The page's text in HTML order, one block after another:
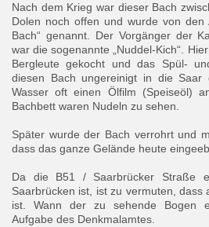
Nach dem Krieg war dieser Bach
Dolen noch offen und wurde von den
Bach“ genannt. Der Vorgänger der
war die sogenannte „Nuddel-Kich“.
Bergleute gekocht und das Spül-
diesen Bach ungereinigt in die Saar
Wasser oft einen Ölfilm (Speiseöl)
Bachbett waren Nudeln zu sehen.
Später wurde der Bach verrohrt und
dass das ganze Gelände heute
Da die B51 / Saarbrücker Straße
Saarbrücken ist, ist zu vermuten, dass
ist. Wann der zu sehende Bogen
Aufgabe des Denkmalamtes.